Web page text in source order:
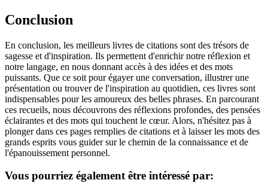
Conclusion
En conclusion, les meilleurs livres de citations sont des trésors de
sagesse et d'inspiration. Ils permettent d'enrichir notre réflexion et
notre langage, en nous donnant accès à des idées et des mots
puissants. Que ce soit pour égayer une conversation, illustrer une
présentation ou trouver de l'inspiration au quotidien, ces livres sont
indispensables pour les amoureux des belles phrases. En parcourant
ces recueils, nous découvrons des réflexions profondes, des pensées
éclairantes et des mots qui touchent le cœur. Alors, n'hésitez pas à
plonger dans ces pages remplies de citations et à laisser les mots des
grands esprits vous guider sur le chemin de la connaissance et de
l'épanouissement personnel.
Vous pourriez également être intéressé par: